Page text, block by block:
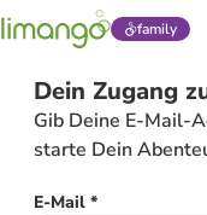
family
Dein Zugang
Gib Deine E-Mail-
starte Dein
E-Mail *